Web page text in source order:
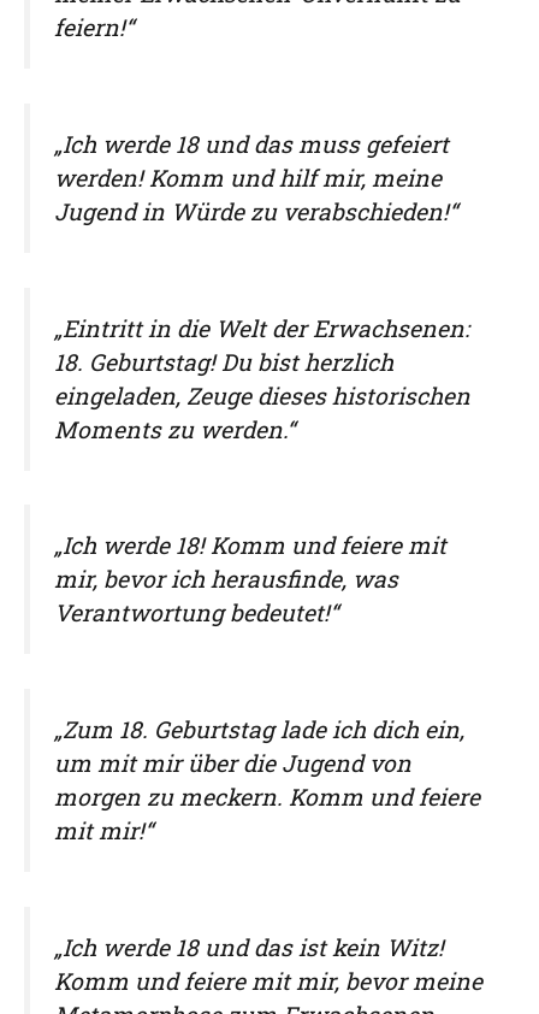
feiern!“
„Ich werde 18 und das muss gefeiert
werden! Komm und hilf mir, meine
Jugend in Würde zu verabschieden!“
„Eintritt in die Welt der Erwachsenen:
18. Geburtstag! Du bist herzlich
eingeladen, Zeuge dieses historischen
Moments zu werden.“
„Ich werde 18! Komm und feiere mit
mir, bevor ich herausfinde, was
Verantwortung bedeutet!“
„Zum 18. Geburtstag lade ich dich ein,
um mit mir über die Jugend von
morgen zu meckern. Komm und feiere
mit mir!“
„Ich werde 18 und das ist kein Witz!
Komm und feiere mit mir, bevor meine